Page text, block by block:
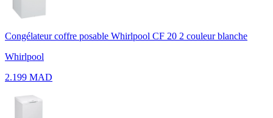
Congélateur coffre posable Whirlpool CF 20 2 couleur blanche
Whirlpool
2.199 MAD